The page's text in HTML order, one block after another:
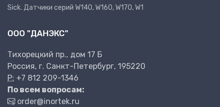
Sick. Датчики серий W140, W160, W170, W1
ООО "ДАНЭКС"
Тихорецкий пр., дом 17 Б
Россия, г. Санкт-Петербург, 195220
P: +7 812 209-1346
По всем вопросам:
order@inortek.ru